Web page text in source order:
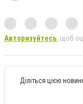
Авторизуйтесь, щоб
Діліться цією